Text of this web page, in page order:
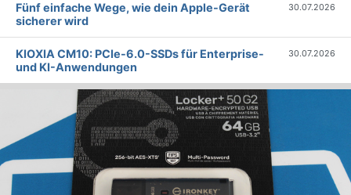
Fünf einfache Wege, wie dein Apple-Gerät
sicherer wird
30.07.2026
KIOXIA CM10: PCIe-6.0-SSDs für Enterprise-
und KI-Anwendungen
30.07.2026